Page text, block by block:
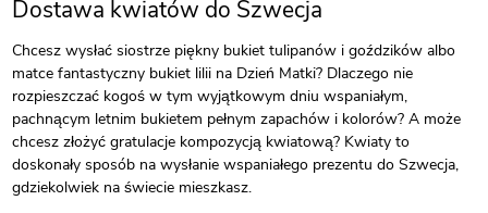
Dostawa kwiatów do Szwecja
Chcesz wysłać siostrze piękny bukiet tulipanów i goździków albo
matce fantastyczny bukiet lilii na Dzień Matki? Dlaczego nie
rozpieszczać kogoś w tym wyjątkowym dniu wspaniałym,
pachnącym letnim bukietem pełnym zapachów i kolorów? A może
chcesz złożyć gratulacje kompozycją kwiatową? Kwiaty to
doskonały sposób na wysłanie wspaniałego prezentu do Szwecja,
gdziekolwiek na świecie mieszkasz.